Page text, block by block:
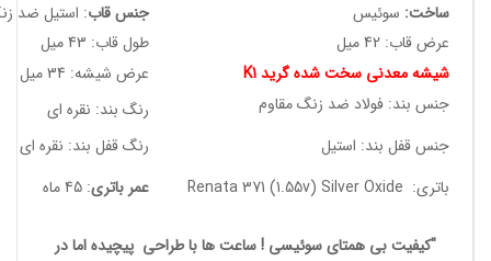
ساخت: سوئیس جنس قاب: استیل ضد
عرض قاب: 42 میل
طول قاب: 43 میل
شیشه معدنی سخت شده گرید K1
عرض شیشه: 34 میل
جنس بند: فولاد ضد زنگ مقاوم
رنگ بند: نقره ای
جنس قفل بند: استیل
رنگ قفل بند: نقره ای
باتری: Renata 371 (1.55v) Silver Oxide
عمر باتری: 45 ماه
"کیفیت بی همتای سوئیسی ! ساعت ها با طراحی پیچیده اما در